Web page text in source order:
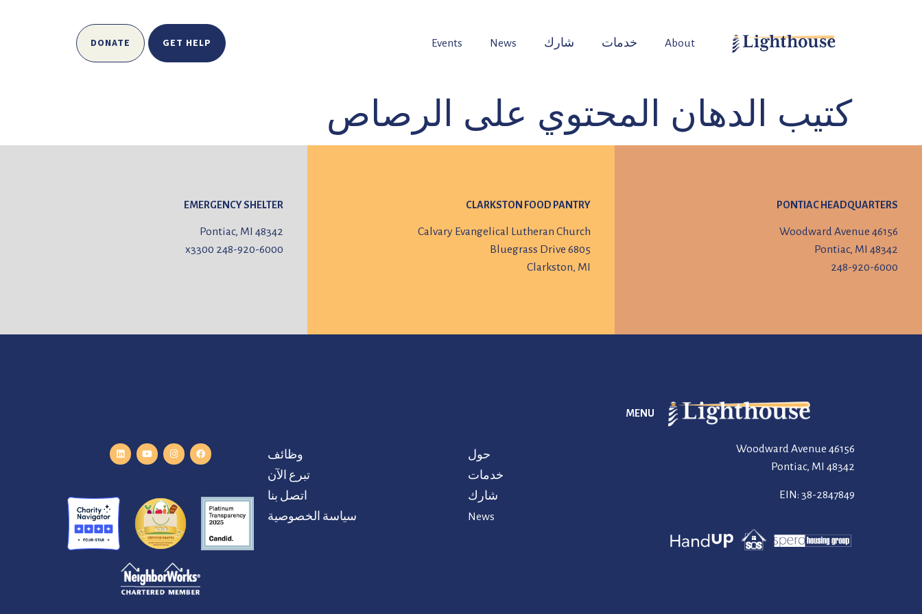
About خدمات شارك News
Events
GET HELP
DONATE
كتيب الدهان المحتوي على الرصاص
PONTIAC HEADQUARTERS
46156 Woodward Avenue
Pontiac, MI 48342
248-920-6000
CLARKSTON FOOD PANTRY
Calvary Evangelical Lutheran Church
6805 Bluegrass Drive
Clarkston, MI
EMERGENCY SHELTER
Pontiac, MI 48342
248-920-6000
x3300
46156 Woodward Avenue
Pontiac, MI 48342
EIN: 38-2847849
MENU
حول
خدمات
شارك
News
وظائف
تبرع الآن
اتصل بنا
سياسة الخصوصية